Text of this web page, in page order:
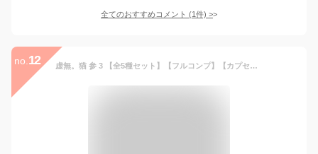
全てのおすすめコメント (1件) >
no. 12 虚無。猫 参 3 【全5種セット】【フルコンプ】【カプセル入】 エール ガチャガチャ カプセルトイ